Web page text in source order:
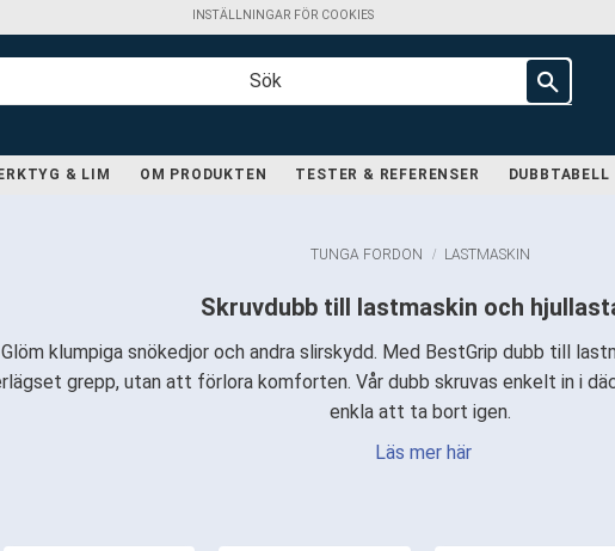
INSTÄLLNINGAR FÖR COOKIES
& LIM OM PRODUKTEN TESTER & REFERENSER DUBBTABELL
TUNGA FORDON LASTMASKIN
Skruvdubb till lastmaskin och
Glöm klumpiga snökedjor och andra slirskydd. Med BestGrip dubb till
grepp, utan att förlora komforten. Vår dubb skruvas enkelt in i
enkla att ta bort igen.
Läs mer här